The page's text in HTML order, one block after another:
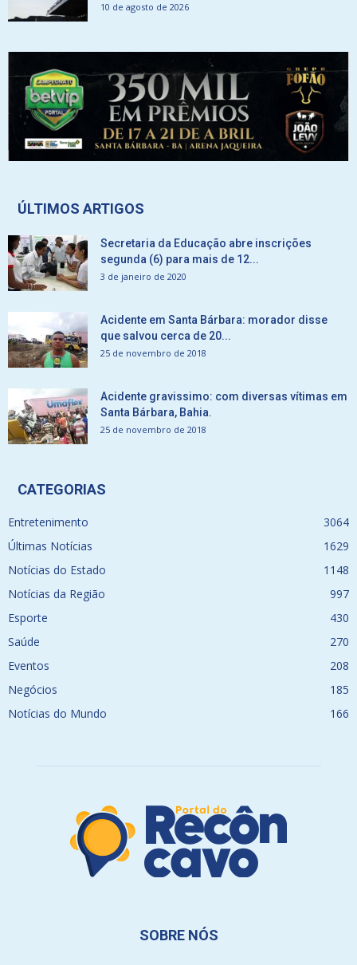
10 de agosto de 2026
ÚLTIMOS ARTIGOS
Secretaria da Educação abre inscrições
segunda (6) para mais de 12...
3 de janeiro de 2020
Acidente em Santa Bárbara: morador disse
que salvou cerca de 20...
25 de novembro de 2018
Acidente gravissimo: com diversas vítimas em
Santa Bárbara, Bahia.
25 de novembro de 2018
CATEGORIAS
Entretenimento
3064
Últimas Notícias
1629
Notícias do Estado
1148
Notícias da Região
997
Esporte
430
Saúde
270
Eventos
208
Negócios
185
Notícias do Mundo
166
SOBRE NÓS